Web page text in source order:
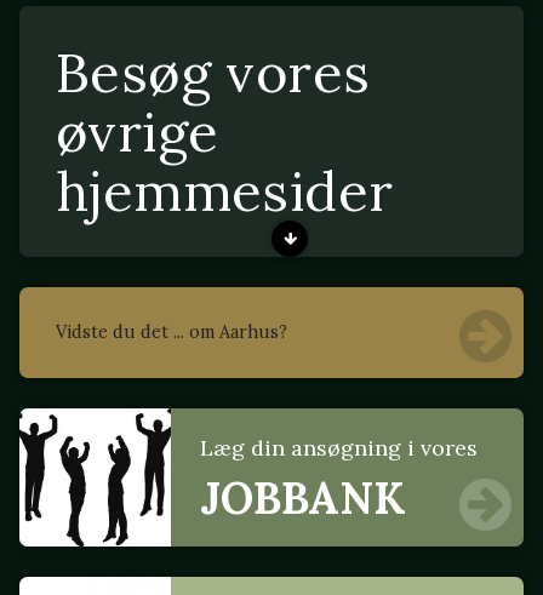
Besøg vores
øvrige
hjemmesider
Vidste du det ... om Aarhus?
Læg din ansøgning i vores
JOBBANK